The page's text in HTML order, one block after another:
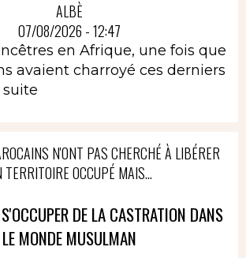
ALBÈ
07/08/2026 - 12:47
en Afrique, une fois que
avaient charroyé ces derniers
suite
N'ONT PAS CHERCHÉ À LIBÉRER
TERRITOIRE OCCUPÉ MAIS...
DE LA CASTRATION DANS
LE MONDE MUSULMAN